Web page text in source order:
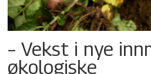
– Vekst i nye
økologiske